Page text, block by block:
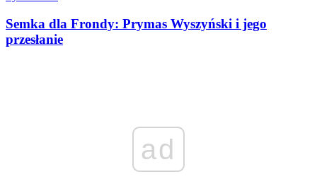
Semka dla Frondy: Prymas Wyszyński i jego
przesłanie
ad